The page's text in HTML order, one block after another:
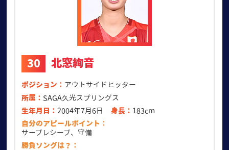
30 北窓絢音
ポジション
アウトサイドヒッター
所属
SAGA久光スプリングス
生年月日
2004年7月6日 身長
183cm
自分のアピールポイント
サーブレシーブ、守備
勝負ソングは？